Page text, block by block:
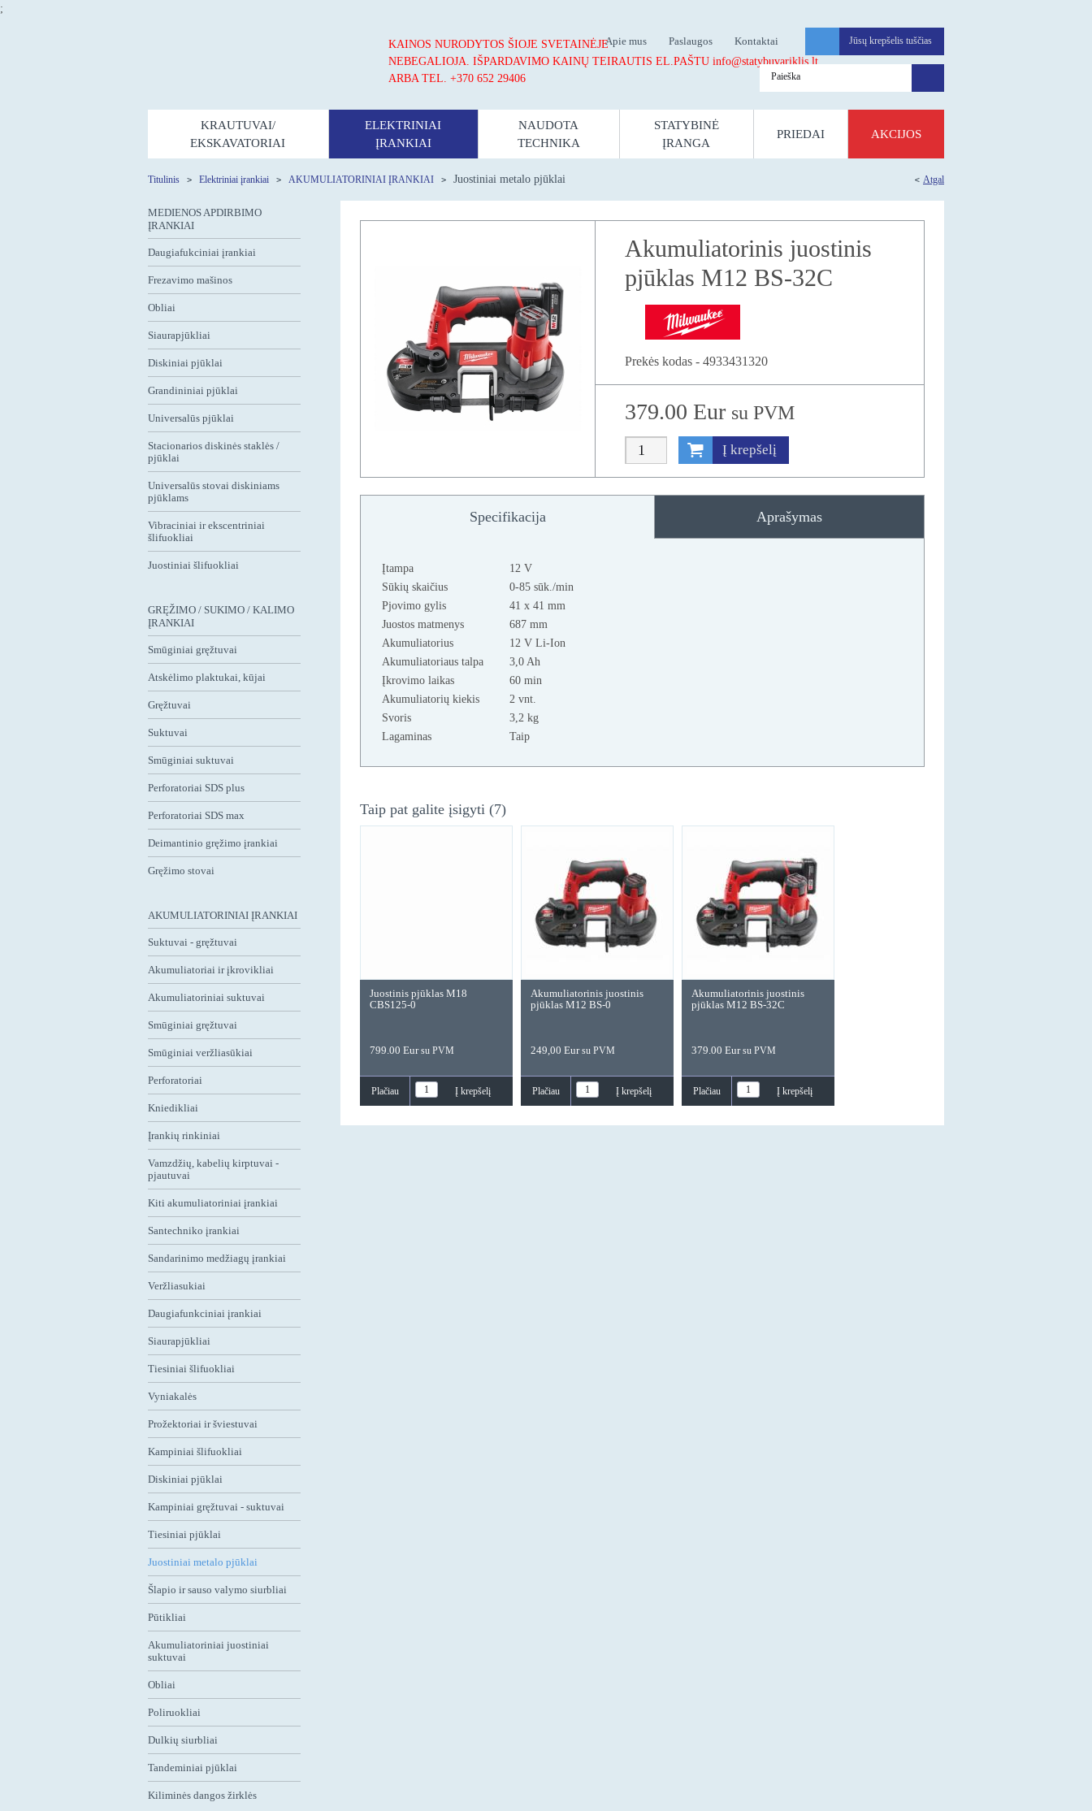
;
KAINOS NURODYTOS ŠIOJE SVETAINĖJE
NEBEGALIOJA. IŠPARDAVIMO KAINŲ TEIRAUTIS EL.PAŠTU info@statybuvariklis.lt
ARBA TEL. +370 652 29406
Jūsų krepšelis tuščias
Apie mus Paslaugos Kontaktai
KRAUTUVAI/
EKSKAVATORIAI
ELEKTRINIAI
ĮRANKIAI
NAUDOTA
TECHNIKA
STATYBINĖ
ĮRANGA
PRIEDAI AKCIJOS
Atgal
Titulinis Elektriniai įrankiai AKUMULIATORINIAI ĮRANKIAI Juostiniai metalo pjūklai
MEDIENOS APDIRBIMO
ĮRANKIAI
Daugiafukciniai įrankiai
Frezavimo mašinos
Obliai
Siaurapjūkliai
Diskiniai pjūklai
Grandininiai pjūklai
Universalūs pjūklai
Stacionarios diskinės staklės /
pjūklai
Universalūs stovai diskiniams
pjūklams
Vibraciniai ir ekscentriniai
šlifuokliai
Juostiniai šlifuokliai
GRĘŽIMO / SUKIMO / KALIMO
ĮRANKIAI
Smūginiai gręžtuvai
Atskėlimo plaktukai, kūjai
Gręžtuvai
Suktuvai
Smūginiai suktuvai
Perforatoriai SDS plus
Perforatoriai SDS max
Deimantinio gręžimo įrankiai
Gręžimo stovai
AKUMULIATORINIAI ĮRANKIAI
Suktuvai - gręžtuvai
Akumuliatoriai ir įkrovikliai
Akumuliatoriniai suktuvai
Smūginiai gręžtuvai
Smūginiai veržliasūkiai
Perforatoriai
Kniedikliai
Įrankių rinkiniai
Vamzdžių, kabelių kirptuvai -
pjautuvai
Kiti akumuliatoriniai įrankiai
Santechniko įrankiai
Sandarinimo medžiagų įrankiai
Veržliasukiai
Daugiafunkciniai įrankiai
Siaurapjūkliai
Tiesiniai šlifuokliai
Vyniakalės
Prožektoriai ir šviestuvai
Kampiniai šlifuokliai
Diskiniai pjūklai
Kampiniai gręžtuvai - suktuvai
Tiesiniai pjūklai
Juostiniai metalo pjūklai
Šlapio ir sauso valymo siurbliai
Pūtikliai
Akumuliatoriniai juostiniai
suktuvai
Obliai
Poliruokliai
Dulkių siurbliai
Tandeminiai pjūklai
Kiliminės dangos žirklės
Akumuliatorinis juostinis
pjūklas M12 BS-32C
Prekės kodas - 4933431320
379.00 Eur su PVM
Į krepšelį
Specifikacija Aprašymas
Įtampa
12 V
Sūkių skaičius
0-85 sūk./min
Pjovimo gylis
41 x 41 mm
Juostos matmenys
687 mm
Akumuliatorius
12 V Li-Ion
Akumuliatoriaus talpa
3,0 Ah
Įkrovimo laikas
60 min
Akumuliatorių kiekis
2 vnt.
Svoris
3,2 kg
Lagaminas
Taip
Taip pat galite įsigyti (7)
Akumuliatorinis juostinis
metalo pjūklas HD18 BS-
729.00 Eursu PVM
Plačiau Į krepšelį
Akumuliatorinis juostinis
metalo pjūklas HD18 BS-0
319.00 Eursu PVM
Plačiau Į krepšelį
Akum. juostinis pjūklas
BOSCH GCB 18 V-LI (solo)
290,- Eursu PVM
Plačiau Į krepšelį